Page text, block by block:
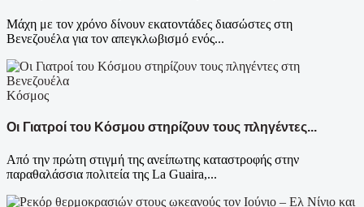
Μάχη με τον χρόνο δίνουν εκατοντάδες διασώστες στη
Βενεζουέλα για τον απεγκλωβισμό ενός...
Κόσμος
Οι Γιατροί του Κόσμου στηρίζουν τους πληγέντες...
Από την πρώτη στιγμή της ανείπωτης καταστροφής στην
παραθαλάσσια πολιτεία της La Guaira,...